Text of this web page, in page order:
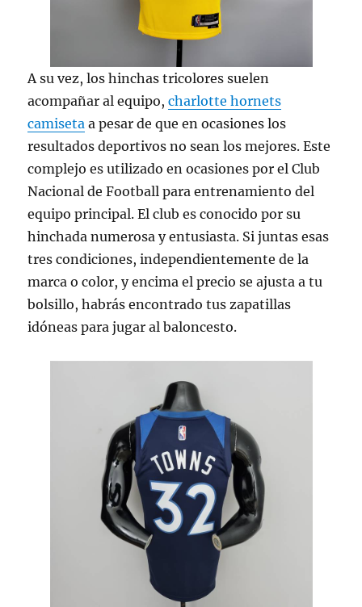
A su vez, los hinchas tricolores suelen
acompañar al equipo,charlotte hornets
camiseta a pesar de que en ocasiones los
resultados deportivos no sean los mejores. Este
complejo es utilizado en ocasiones por el Club
Nacional de Football para entrenamiento del
equipo principal. El club es conocido por su
hinchada numerosa y entusiasta. Si juntas esas
tres condiciones, independientemente de la
marca o color, y encima el precio se ajusta a tu
bolsillo, habrás encontrado tus zapatillas
idóneas para jugar al baloncesto.